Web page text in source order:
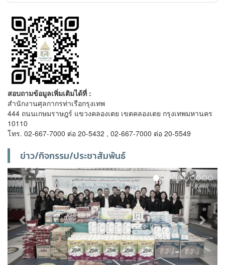
สอบถามข้อมูลเพิ่มเติมได้ที่ :
สำนักงานศุลกากรท่าเรือกรุงเทพ
444 ถนนเกษมราษฎร์ แขวงคลองเตย เขตคลองเตย กรุงเทพมหานคร
10110
โทร. 02-667-7000 ต่อ 20-5432 , 02-667-7000 ต่อ 20-5549
ข่าว/กิจกรรม/ประชาสัมพันธ์
Previous Next